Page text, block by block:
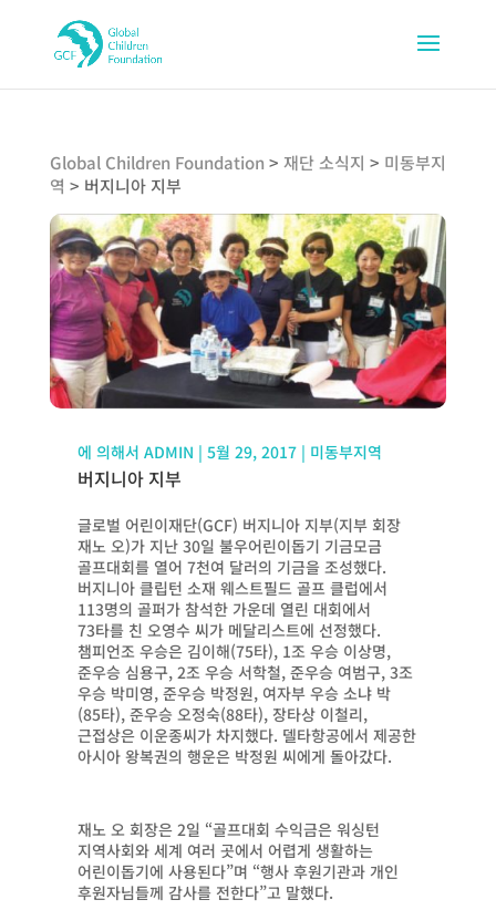
Global Children Foundation > 재단 소식지 > 미동부지
역 > 버지니아 지부
에 의해서 ADMIN | 5월 29, 2017| 미동부지역
버지니아 지부
글로벌 어린이재단(GCF) 버지니아 지부(지부 회장
재노 오)가 지난 30일 불우어린이돕기 기금모금
골프대회를 열어 7천여 달러의 기금을 조성했다.
버지니아 클립턴 소재 웨스트필드 골프 클럽에서
113명의 골퍼가 참석한 가운데 열린 대회에서
73타를 친 오영수 씨가 메달리스트에 선정했다.
챔피언조 우승은 김이해(75타), 1조 우승 이상명,
준우승 심용구, 2조 우승 서학철, 준우승 여범구, 3조
우승 박미영, 준우승 박정원, 여자부 우승 소냐 박
(85타), 준우승 오정숙(88타), 장타상 이철리,
근접상은 이운종씨가 차지했다. 델타항공에서 제공한
아시아 왕복권의 행운은 박정원 씨에게 돌아갔다.
재노 오 회장은 2일 “골프대회 수익금은 워싱턴
지역사회와 세계 여러 곳에서 어렵게 생활하는
어린이돕기에 사용된다”며 “행사 후원기관과 개인
후원자님들께 감사를 전한다”고 말했다.